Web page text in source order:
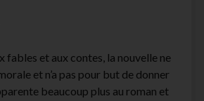
fables et aux contes, la nouvelle ne
et n’a pas pour but de donner
beaucoup plus au roman et